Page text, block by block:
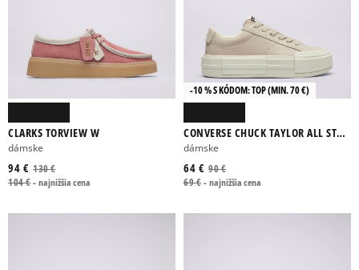
CLARKS TORVIEW W
dámske
130 €
94 €
104 €-najnižšia cena
-10 % S KÓDOM: TOP (MIN. 70 €)
CONVERSE CHUCK TAYLOR ALL STAR
CRUISE
dámske
90 €
64 €
69 €-najnižšia cena